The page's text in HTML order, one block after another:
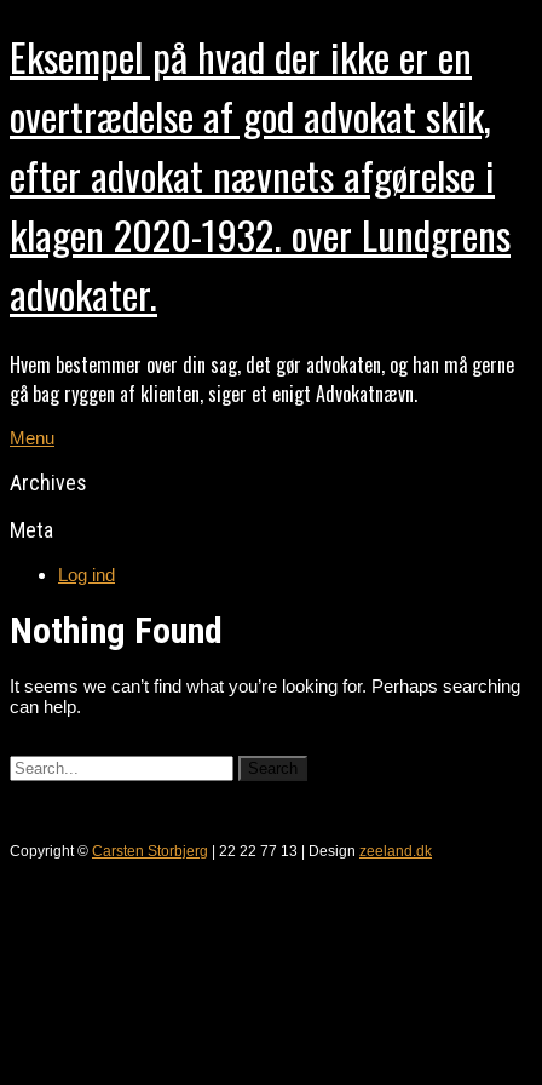
Eksempel på hvad der ikke er en
overtrædelse af god advokat skik,
efter advokat nævnets afgørelse i
klagen 2020-1932. over Lundgrens
advokater.
Hvem bestemmer over din sag, det gør advokaten, og han må gerne
gå bag ryggen af klienten, siger et enigt Advokatnævn.
Menu
Archives
Meta
Log ind
Nothing Found
It seems we can’t find what you’re looking for. Perhaps searching
can help.
Copyright © Carsten Storbjerg | 22 22 77 13 | Design zeeland.dk